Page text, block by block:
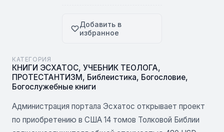
Добавить в
избранное
КАТЕГОРИЯ
КНИГИ ЭСХАТОС, УЧЕБНИК ТЕОЛОГА,
ПРОТЕСТАНТИЗМ, Библеистика, Богословие,
Богослужебные книги
Администрация портала Эсхатос открывает проект
по приобретению в США 14 томов Толковой Библии